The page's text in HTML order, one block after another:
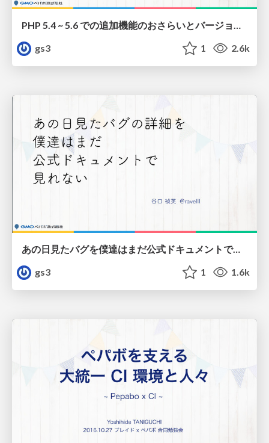
PHP 5.4 ~ 5.6 での追加機能のおさらいとバージョンアップへの誘い / php54 to 56 and version up
gs3
1 2.6k
あの日見たバグを僕達はまだ公式ドキュメントで見れない / The bug we saw that day
gs3
1 1.6k